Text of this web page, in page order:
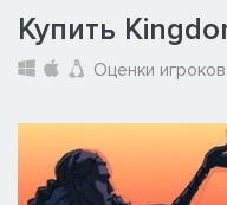
Купить
Оценки игроков: